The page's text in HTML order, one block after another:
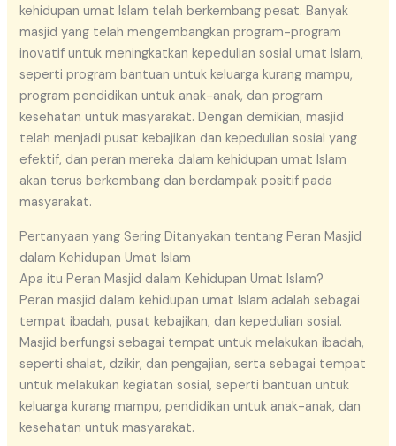
kehidupan umat Islam telah berkembang pesat. Banyak
masjid yang telah mengembangkan program-program
inovatif untuk meningkatkan kepedulian sosial umat Islam,
seperti program bantuan untuk keluarga kurang mampu,
program pendidikan untuk anak-anak, dan program
kesehatan untuk masyarakat. Dengan demikian, masjid
telah menjadi pusat kebajikan dan kepedulian sosial yang
efektif, dan peran mereka dalam kehidupan umat Islam
akan terus berkembang dan berdampak positif pada
masyarakat.
Pertanyaan yang Sering Ditanyakan tentang Peran Masjid
dalam Kehidupan Umat Islam
Apa itu Peran Masjid dalam Kehidupan Umat Islam?
Peran masjid dalam kehidupan umat Islam adalah sebagai
tempat ibadah, pusat kebajikan, dan kepedulian sosial.
Masjid berfungsi sebagai tempat untuk melakukan ibadah,
seperti shalat, dzikir, dan pengajian, serta sebagai tempat
untuk melakukan kegiatan sosial, seperti bantuan untuk
keluarga kurang mampu, pendidikan untuk anak-anak, dan
kesehatan untuk masyarakat.